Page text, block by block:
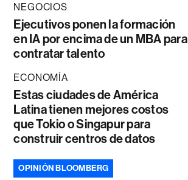
NEGOCIOS
Ejecutivos ponen la formación
en IA por encima de un MBA para
contratar talento
ECONOMÍA
Estas ciudades de América
Latina tienen mejores costos
que Tokio o Singapur para
construir centros de datos
OPINIÓN BLOOMBERG